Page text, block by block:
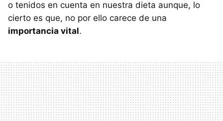
o tenidos en cuenta en nuestra dieta aunque, lo
cierto es que, no por ello carece de una
importancia vital.